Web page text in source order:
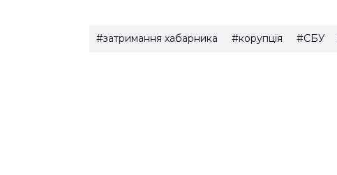
#затримання хабарника #корупція #СБУ